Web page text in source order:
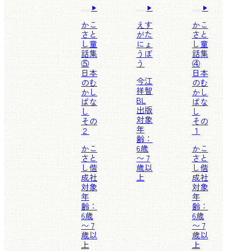
かこ
さと
し童
話集
⑤
日本
のむ
かし
ばな
し
その
２
かこ
さと
し偕
成社
対象
年
齢：
6歳
〜 7
歳以
上
えす
がた
にょ
うぼ
う
今江
祥智
BL
出版
対象
年
齢：
6歳
〜 7
歳以
上
かこ
さと
し童
話集
④
日本
のむ
かし
ばな
し
その
１
かこ
さと
し偕
成社
対象
年
齢：
6歳
〜 7
歳以
上